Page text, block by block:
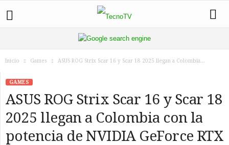
Inicio Games ASUS ROG Strix Scar 16 y Scar 18 2025 llegan a Colombia...
GAMES
ASUS ROG Strix Scar 16 y Scar 18
2025 llegan a Colombia con la
potencia de NVIDIA GeForce RTX